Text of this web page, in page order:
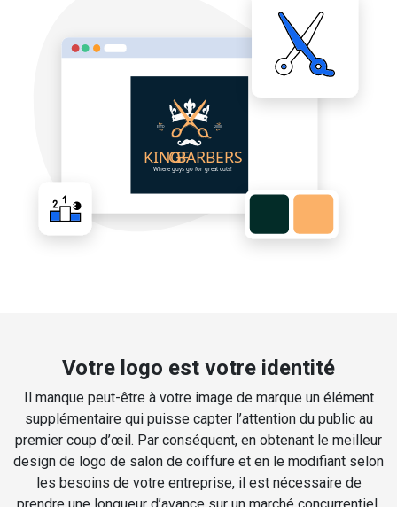
Votre logo est votre identité
Il manque peut-être à votre image de marque un élément
supplémentaire qui puisse capter l’attention du public au
premier coup d’œil. Par conséquent, en obtenant le meilleur
design de logo de salon de coiffure et en le modifiant selon
les besoins de votre entreprise, il est nécessaire de